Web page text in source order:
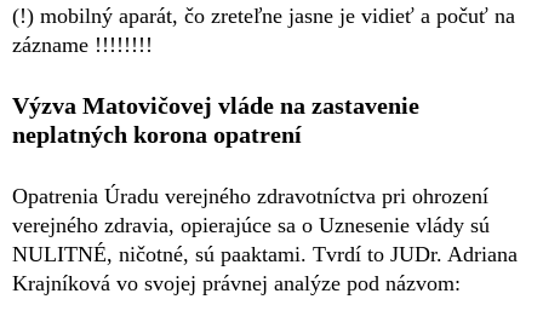
(!) mobilný aparát, čo zreteľne jasne je vidieť a počuť na
zázname !!!!!!!!
Výzva Matovičovej vláde na zastavenie
neplatných korona opatrení
Opatrenia Úradu verejného zdravotníctva pri ohrození
verejného zdravia, opierajúce sa o Uznesenie vlády sú
NULITNÉ, ničotné, sú paaktami. Tvrdí to JUDr. Adriana
Krajníková vo svojej právnej analýze pod názvom: